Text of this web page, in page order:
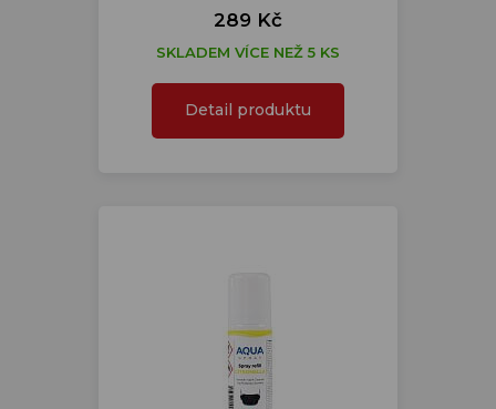
289 Kč
SKLADEM VÍCE NEŽ 5 KS
Detail produktu